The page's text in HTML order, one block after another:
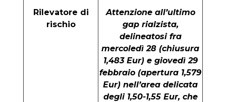
Rilevatore di
rischio
Attenzione all’ultimo
gap rialzista,
delineatosi fra
mercoledì 28 (chiusura
1,483 Eur) e giovedì 29
febbraio (apertura 1,579
Eur) nell’area delicata
degli 1,50-1,55 Eur, che